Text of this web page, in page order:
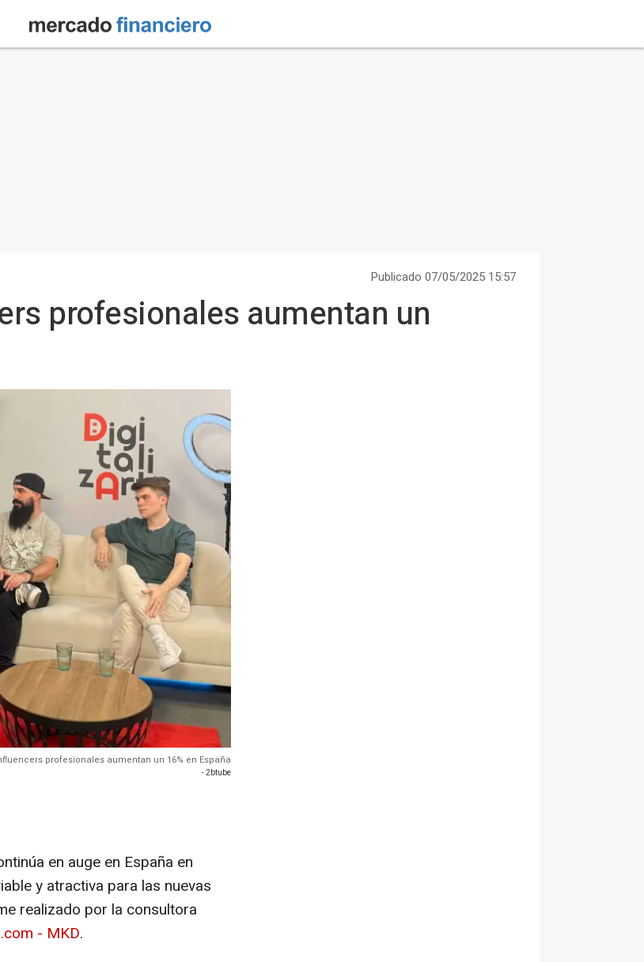
Publicado 07/05/2025 15:57
profesionales aumentan un
profesionales aumentan un 16% en España
- 2btube
en auge en España en
y atractiva para las nuevas
realizado por la consultora
- MKD.